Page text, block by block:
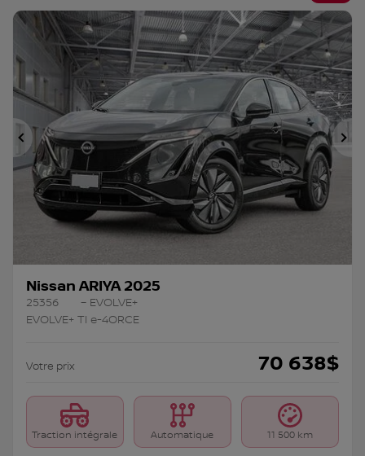
Précédent
Nissan ARIYA 2025
25356
– EVOLVE+
EVOLVE+ TI e-4ORCE
Votre prix 70 638$
Traction intégrale Automatique 11 500 km